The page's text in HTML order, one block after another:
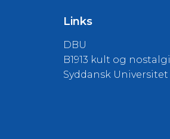
Links
DBU
B1913 kult og nostalgi
Syddansk Universitet